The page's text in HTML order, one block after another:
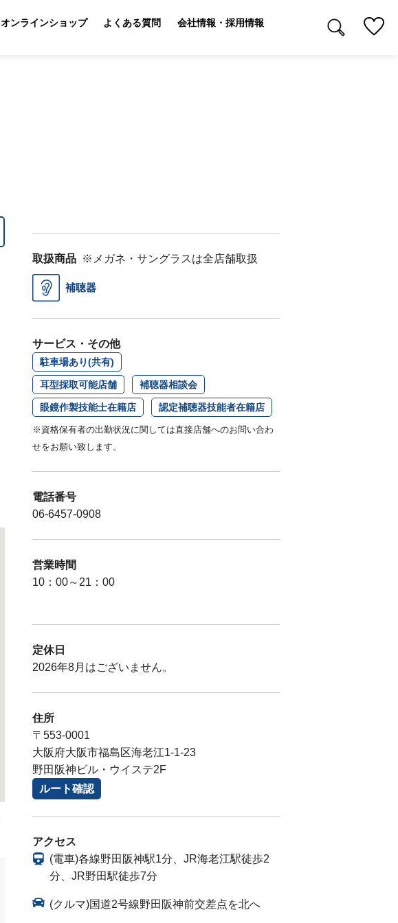
オンラインショップ よくある質問 会社情報・採用情報
取扱商品 ※メガネ・サングラスは全店舗取扱
補聴器
サービス・その他
駐車場あり(共有)
耳型採取可能店舗 補聴器相談会
眼鏡作製技能士在籍店 認定補聴器技能者在籍店
※資格保有者の出勤状況に関しては直接店舗へのお問い合わ
せをお願い致します。
電話番号
06-6457-0908
営業時間
10：00～21：00
定休日
2026年8月はございません。
住所
〒553-0001
大阪府大阪市福島区海老江1-1-23
野田阪神ビル・ウイステ2F
ルート確認
アクセス
(電車)各線野田阪神駅1分、JR海老江駅徒歩2
分、JR野田駅徒歩7分
(クルマ)国道2号線野田阪神前交差点を北へ